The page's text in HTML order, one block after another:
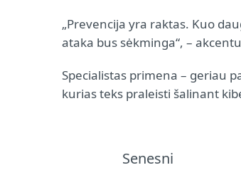
„Prevencija yra raktas. Kuo
ataka bus sėkminga“, –
Specialistas primena – geriau
kurias teks praleisti šalinant
Senesni